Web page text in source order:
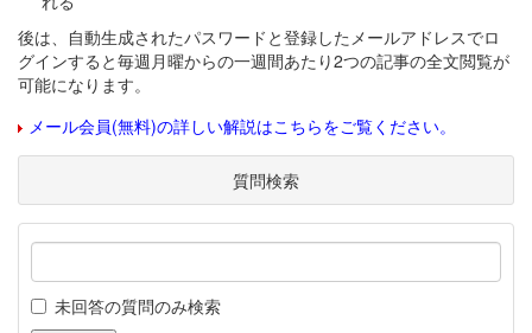
後は、自動生成されたパスワードと登録したメールアドレスでロ
グインすると毎週月曜からの一週間あたり2つの記事の全文閲覧が
可能になります。
メール会員(無料)の詳しい解説はこちらをご覧ください。
質問検索
未回答の質問のみ検索